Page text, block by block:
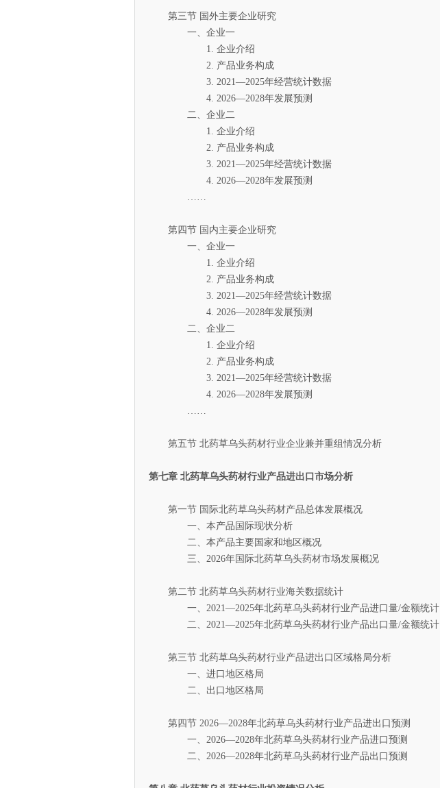
第三节 国外主要企业研究
一、企业一
1. 企业介绍
2. 产品业务构成
3. 2021—2025年经营统计数据
4. 2026—2028年发展预测
二、企业二
1. 企业介绍
2. 产品业务构成
3. 2021—2025年经营统计数据
4. 2026—2028年发展预测
……
第四节 国内主要企业研究
一、企业一
1. 企业介绍
2. 产品业务构成
3. 2021—2025年经营统计数据
4. 2026—2028年发展预测
二、企业二
1. 企业介绍
2. 产品业务构成
3. 2021—2025年经营统计数据
4. 2026—2028年发展预测
……
第五节 北药草乌头药材行业企业兼并重组情况分析
第七章 北药草乌头药材行业产品进出口市场分析
第一节 国际北药草乌头药材产品总体发展概况
一、本产品国际现状分析
二、本产品主要国家和地区概况
三、2026年国际北药草乌头药材市场发展概况
第二节 北药草乌头药材行业海关数据统计
一、2021—2025年北药草乌头药材行业产品进口量/金额统计
二、2021—2025年北药草乌头药材行业产品出口量/金额统计
第三节 北药草乌头药材行业产品进出口区域格局分析
一、进口地区格局
二、出口地区格局
第四节 2026—2028年北药草乌头药材行业产品进出口预测
一、2026—2028年北药草乌头药材行业产品进口预测
二、2026—2028年北药草乌头药材行业产品出口预测